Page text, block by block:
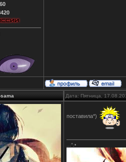
Дата: Пятница,
поставила*)
...^.•